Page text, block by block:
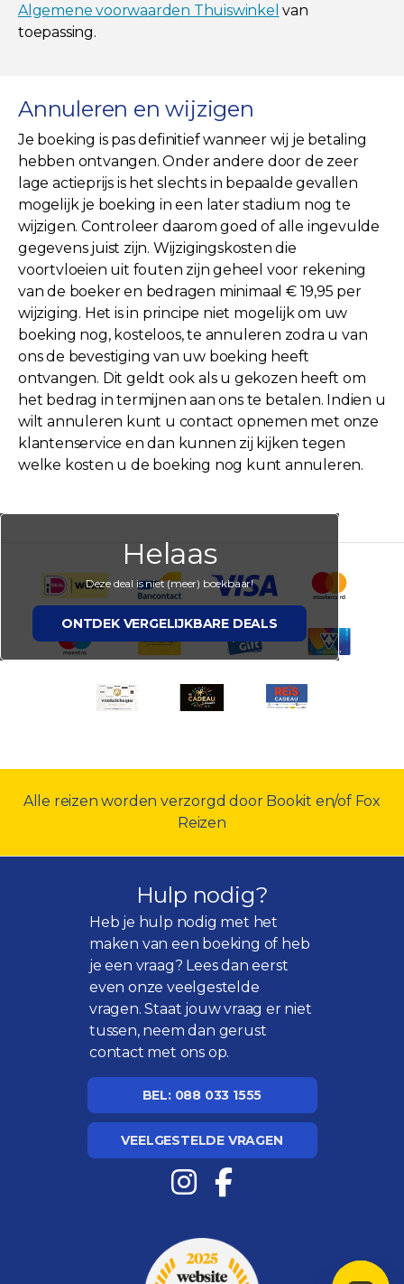
Algemene voorwaarden Thuiswinkel van
toepassing.
Annuleren en wijzigen
Je boeking is pas definitief wanneer wij je betaling
hebben ontvangen. Onder andere door de zeer
lage actieprijs is het slechts in bepaalde gevallen
mogelijk je boeking in een later stadium nog te
wijzigen. Controleer daarom goed of alle ingevulde
gegevens juist zijn. Wijzigingskosten die
voortvloeien uit fouten zijn geheel voor rekening
van de boeker en bedragen minimaal € 19,95 per
wijziging. Het is in principe niet mogelijk om uw
boeking nog, kosteloos, te annuleren zodra u van
ons de bevestiging van uw boeking heeft
ontvangen. Dit geldt ook als u gekozen heeft om
het bedrag in termijnen aan ons te betalen. Indien u
wilt annuleren kunt u contact opnemen met onze
klantenservice en dan kunnen zij kijken tegen
welke kosten u de boeking nog kunt annuleren.
Helaas
Deze deal is niet (meer) boekbaar!
ONTDEK VERGELIJKBARE DEALS
Alle reizen worden verzorgd door Bookit en/of Fox
Reizen
Hulp nodig?
Heb je hulp nodig met het
maken van een boeking of heb
je een vraag? Lees dan eerst
even onzeveelgestelde
vragen. Staat jouw vraag er niet
tussen, neem dan gerust
contact met ons op.
BEL: 088 033 1555
VEELGESTELDE VRAGEN